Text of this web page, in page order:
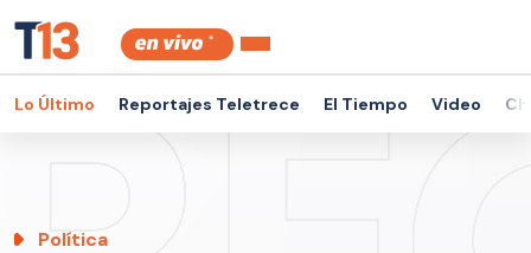
Lo Último Reportajes Teletrece El Tiempo Video
Política